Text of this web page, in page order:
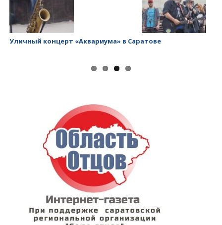
Уличный концерт «Аквариума» в Саратове